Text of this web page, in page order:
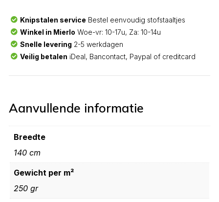
Knipstalen service Bestel eenvoudig stofstaaltjes
Winkel in Mierlo Woe-vr: 10-17u, Za: 10-14u
Snelle levering 2-5 werkdagen
Veilig betalen iDeal, Bancontact, Paypal of creditcard
Aanvullende informatie
Breedte
140 cm
Gewicht per m²
250 gr